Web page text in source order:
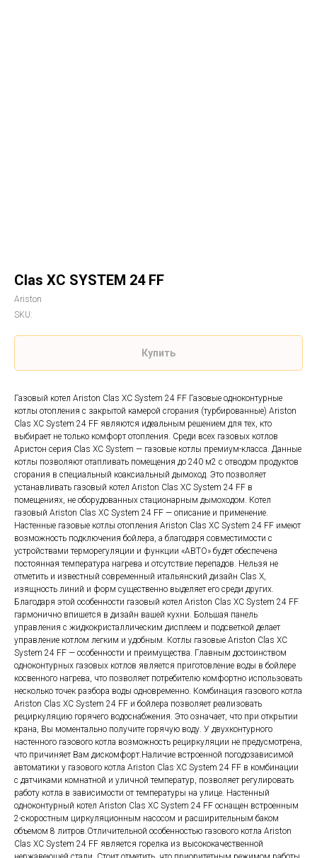
Clas XC SYSTEM 24 FF
Ariston
SKU:
Купить
Газовый котел Ariston Clas XC System 24 FF Газовые одноконтурные
котлы отопления с закрытой камерой сгорания (турбированные) Ariston
Clas XC System 24 FF являются идеальным решением для тех, кто
выбирает не только комфорт отопления. Среди всех газовых котлов
Аристон серия Clas XC System — газовые котлы премиум-класса. Данные
котлы позволяют отапливать помещения до 240 м2 с отводом продуктов
сгорания в специальный коаксиальный дымоход. Это позволяет
устанавливать газовый котел Ariston Clas XC System 24 FF в
помещениях, не оборудованных стационарным дымоходом. Котел
газовый Ariston Clas XC System 24 FF — описание и применение.
Настенные газовые котлы отопления Ariston Clas XC System 24 FF имеют
возможность подключения бойлера, а благодаря совместимости с
устройствами терморегуляции и функции «АВТО» будет обеспечена
постоянная температура нагрева и отсутствие перепадов. Нельзя не
отметить и известный современный итальянский дизайн Clas X,
изящность линий и форм существенно выделяет его среди других.
Благодаря этой особенности газовый котел Ariston Clas XC System 24 FF
гармонично впишется в дизайн вашей кухни. Большая панель
управления с жидкокристаллическим дисплеем и подсветкой делает
управление котлом легким и удобным. Котлы газовые Ariston Clas XC
System 24 FF — особенности и преимущества. Главным достоинством
одноконтурных газовых котлов является приготовление воды в бойлере
косвенного нагрева, что позволяет потребителю комфортно использовать
несколько точек разбора воды одновременно. Комбинация газового котла
Ariston Clas XC System 24 FF и бойлера позволяет реализовать
рециркуляцию горячего водоснабжения. Это означает, что при открытии
крана, Вы моментально получите горячую воду. У двухконтурного
настенного газового котла возможность рециркуляции не предусмотрена,
что причиняет Вам дискомфорт.Наличие встроенной погодозависимой
автоматики у газового котла Ariston Clas XC System 24 FF в комбинации
с датчиками комнатной и уличной температур, позволяет регулировать
работу котла в зависимости от температуры на улице. Настенный
одноконтурный котел Ariston Clas XC System 24 FF оснащен встроенным
2-скоростным циркуляционным насосом и расширительным баком
объемом 8 литров.Отличительной особенностью газового котла Ariston
Clas XC System 24 FF является горелка из высококачественной